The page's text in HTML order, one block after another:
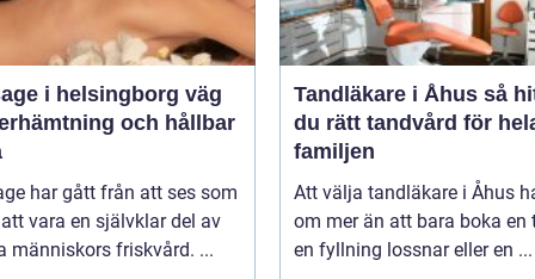
i helsingborg väg
och hållbar
har gått från att ses som
vara en självklar del av
människors friskvård. ...
Tandläkare i Åhus så hittar
du rätt tandvård för
familjen
Att välja tandläkare i Åhus
om mer än att bara boka en
en fyllning lossnar eller en ...